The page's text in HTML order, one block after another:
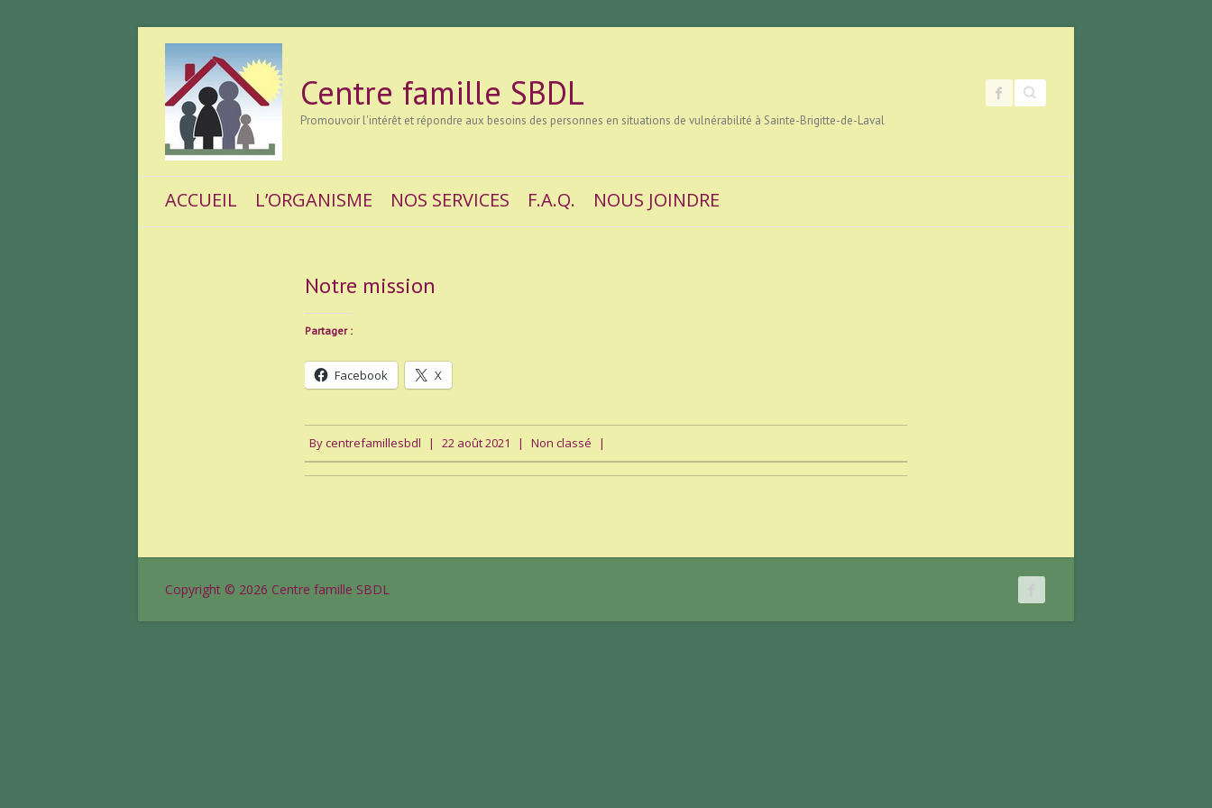
Search
Centre famille SBDL
Promouvoir l'intérêt et répondre aux besoins des personnes en situations de vulnérabilité à Sainte-Brigitte-de-Laval
ACCUEIL L’ORGANISME NOS SERVICES F.A.Q. NOUS JOINDRE
Notre mission
Partager :
Facebook X
Bycentrefamillesbdl | 22 août 2021 | Non classé |
Copyright © 2026 Centre famille SBDL